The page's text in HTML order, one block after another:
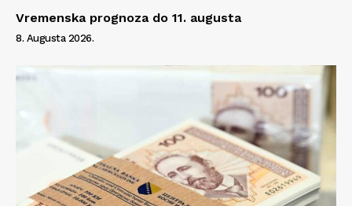
Vremenska prognoza do 11. augusta
8. Augusta 2026.